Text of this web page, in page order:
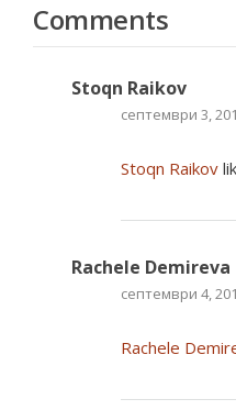
Comments
Stoqn Raikov
септември 3,
Stoqn Raikov
Rachele Demireva
септември 4,
Rachele